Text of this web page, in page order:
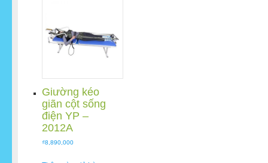
Giường kéo
giãn cột sống
điện YP –
2012A
₫8,890,000